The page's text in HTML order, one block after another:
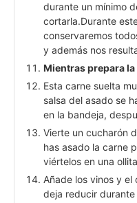
durante un mínimo
cortarla.Durante
conservaremos
y además nos
Mientras prepara
Esta carne suelta
salsa del asado se
en la bandeja,
Vierte un cucharón
has asado la carne
viértelos en una
Añade los vinos y
deja reducir durante